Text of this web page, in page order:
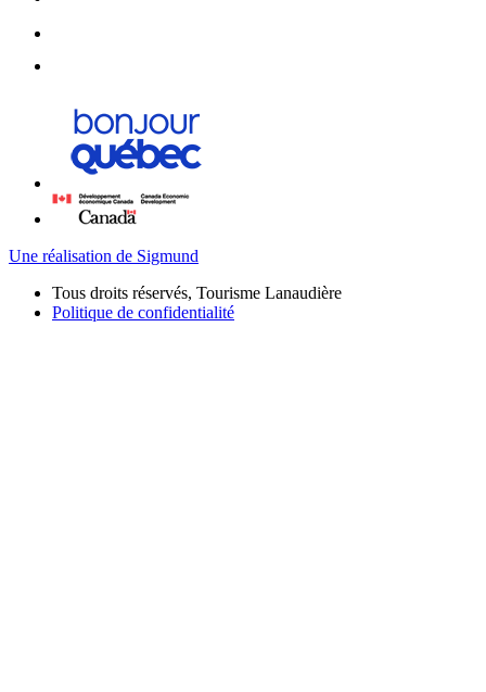
Une réalisation de Sigmund
Tous droits réservés, Tourisme Lanaudière
Politique de confidentialité